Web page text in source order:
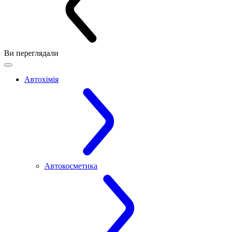
Ви переглядали
Автохімія
Автокосметика